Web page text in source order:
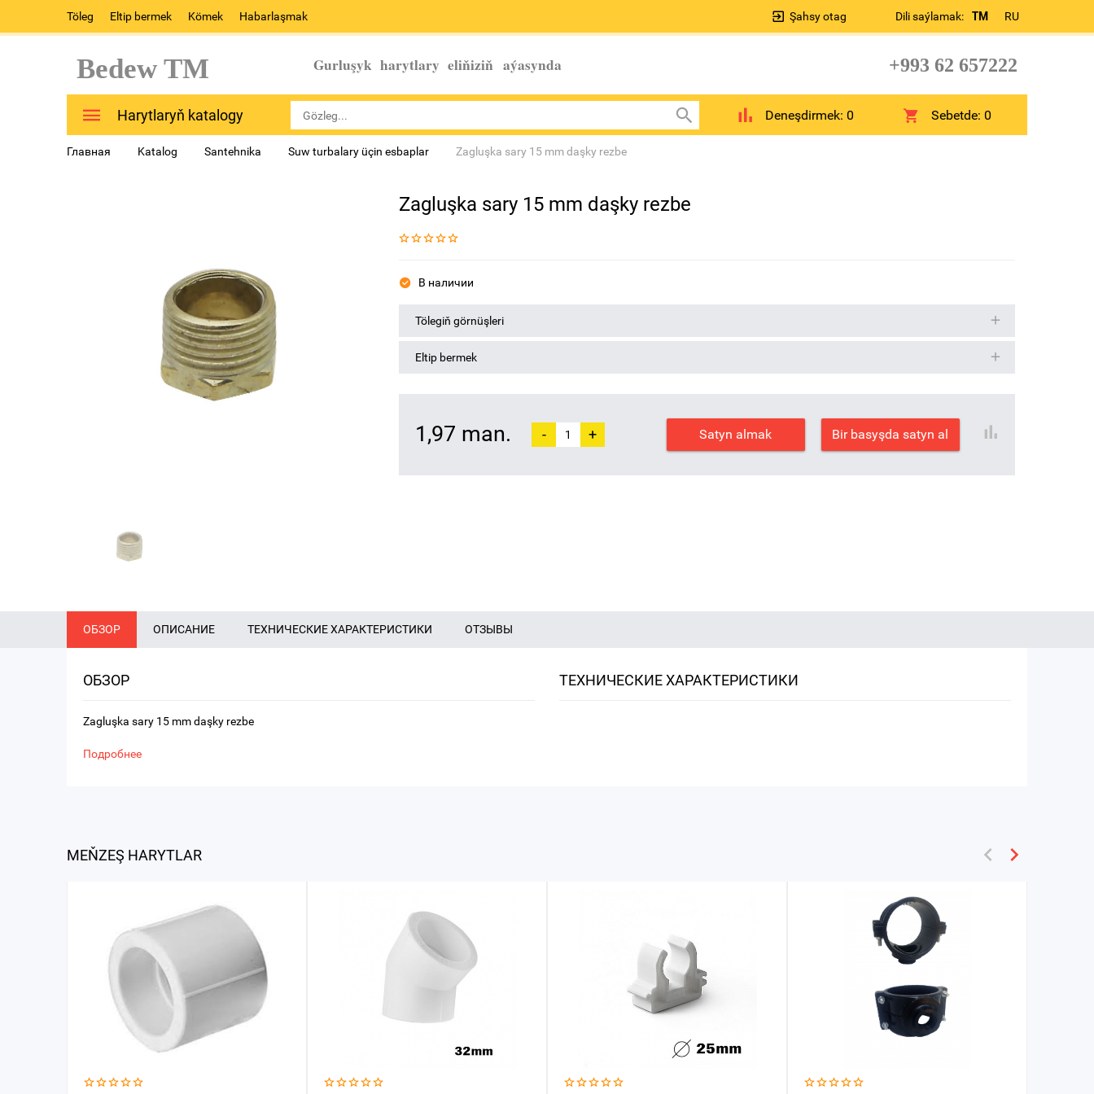
Töleg Eltip bermek Kömek Habarlaşmak Dili saýlamak: TM RU
Şahsy otag
Bedew TM Gurluşyk harytlary eliňiziň aýasynda +993 62 657222
Harytlaryň katalogy Deneşdirmek: 0 Sebetde:0
Главная Katalog Santehnika Suw turbalary üçin esbaplar Zagluşka sary 15 mm daşky rezbe
Zagluşka sary 15 mm daşky rezbe
В наличии
Tölegiň görnüşleri
Eltip bermek
1,97 man. - + Satyn almak Bir basyşda satyn al
ОБЗОР ОПИСАНИЕ ТЕХНИЧЕСКИЕ ХАРАКТЕРИСТИКИ ОТЗЫВЫ
ОБЗОР
Zagluşka sary 15 mm daşky rezbe
Подробнее
ТЕХНИЧЕСКИЕ ХАРАКТЕРИСТИКИ
MEŇZEŞ HARYTLAR